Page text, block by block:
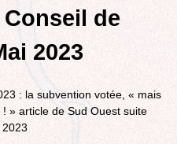
URBANISME
: INAUGURATION,
MARCHE
DE BORDEAUX
TRANSPORT
MÉRIGNAC
DIVERSES, PETITES
de
2023
: la subvention votée, « mais
! » article de Sud Ouest suite
2023